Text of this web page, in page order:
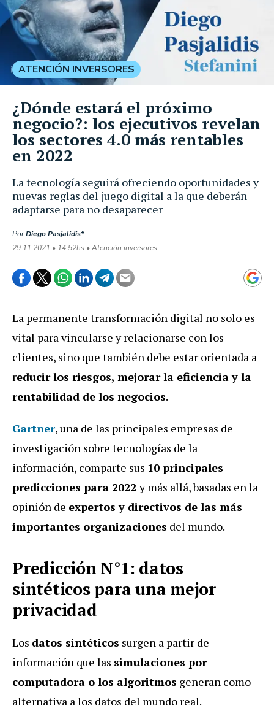
La tecnología seguirá ofreciendo oportunidades y
nuevas reglas del juego digital a la que deberán
adaptarse para no desaparecer
PorDiego Pasjalidis*
29.11.2021 • 14:52hs • Atención inversores
ATENCIÓN INVERSORES
¿Dónde estará el próximo
negocio?: los ejecutivos revelan
los sectores 4.0 más rentables
en 2022
La permanente transformación digital no solo es
vital para vincularse y relacionarse con los
clientes, sino que también debe estar orientada a
reducir los riesgos, mejorar la eficiencia y la
rentabilidad de los negocios.
Gartner, una de las principales empresas de
investigación sobre tecnologías de la
información, comparte sus 10 principales
predicciones para 2022y más allá, basadas en la
opinión de expertos y directivos de las más
importantes organizaciones del mundo.
Predicción N°1: datos
sintéticos para una mejor
privacidad
Los datos sintéticos surgen a partir de
información que las simulaciones por
computadora o los algoritmos generan como
alternativa a los datos del mundo real.